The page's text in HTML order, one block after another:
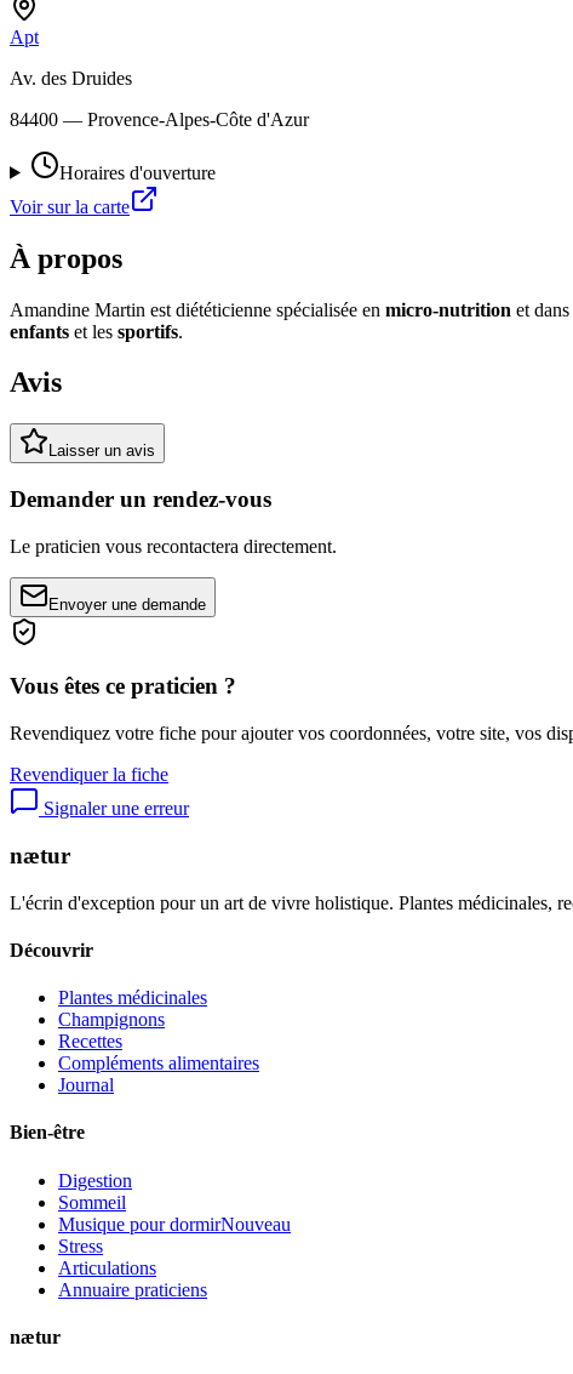
Apt
Av. des Druides
84400 — Provence-Alpes-Côte d'Azur
Horaires d'ouverture
Voir sur la carte
À propos
Amandine Martin est diététicienne spécialisée en micro-nutrition et
enfants et les sportifs.
Avis
Laisser un avis
Demander un rendez-vous
Le praticien vous recontactera directement.
Envoyer une demande
Vous êtes ce praticien ?
Revendiquez votre fiche pour ajouter vos coordonnées, votre site, vos
Revendiquer la fiche
Signaler une erreur
nætur
L'écrin d'exception pour un art de vivre holistique. Plantes médicinales,
Découvrir
Plantes médicinales
Champignons
Recettes
Compléments alimentaires
Journal
Bien-être
Digestion
Sommeil
Musique pour dormirNouveau
Stress
Articulations
Annuaire praticiens
nætur